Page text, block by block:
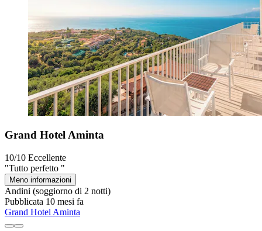
Grand Hotel Aminta
10/10 Eccellente
"Tutto perfetto "
Meno informazioni
Andini (soggiorno di 2 notti)
Pubblicata 10 mesi fa
Grand Hotel Aminta